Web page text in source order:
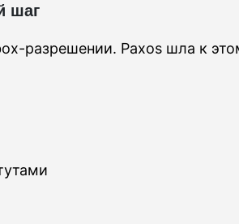
шаг
разрешении. Paxos шла к